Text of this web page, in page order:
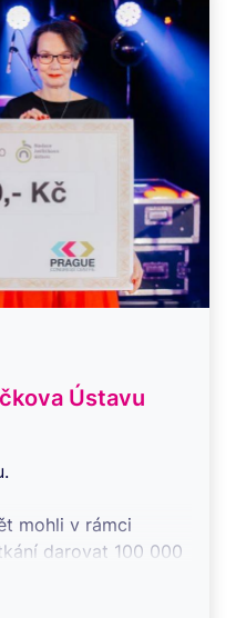
Ústavu
mohli v rámci
darovat 100 000